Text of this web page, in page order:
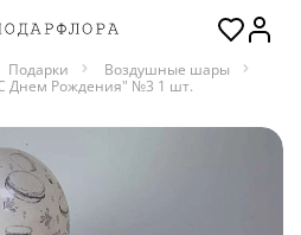
Подарки
Воздушные шары
Днем Рождения" №3 1 шт.